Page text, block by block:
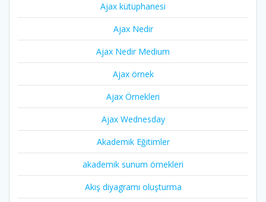
Ajax kütüphanesi
Ajax Nedir
Ajax Nedir Medium
Ajax örnek
Ajax Örnekleri
Ajax Wednesday
Akademik Eğitimler
akademik sunum örnekleri
Akış diyagramı oluşturma